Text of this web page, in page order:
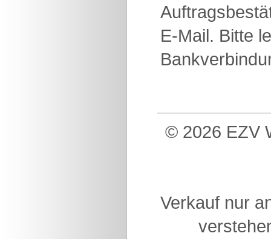
E-Mail. Bitte
© 2026 EZV
Verkauf nur